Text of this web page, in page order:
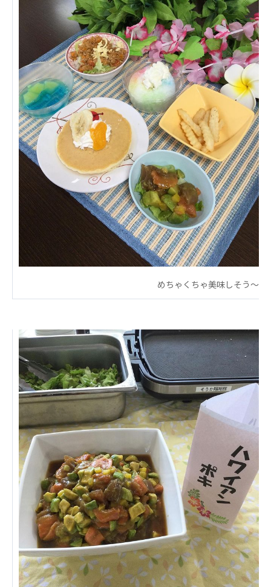
松園病院介護医療院
松園第二病院
複合ケアセンターまつぞの
医療法人社団 鴻愛会
こうのす共生病院
OKP with Life クリニック
こうのすナーシングホーム共生園
あげお共生の家
医療法人 京都翔医会
西京都病院
西京都クリニック
洛桂の郷
訪問看護ステーション秋桜
上桂の郷
ファミリエール吉祥院
教育（共に生きる仲間達）
国際医療専門学校 浦和学院高等学校
明星幼稚園 志学会高等学校
特定非営利活動法人ファイアーレッズメディカルスポ
ーツクラブ
特定非営利活動法人アート応援隊
その他
Mediclude 株式会社アジアメデカ元気事業団
株式会社フラワーコミュニティ放送
Medicare Lead Japan
株式会社日本医科学研究所
特定非営利活動法人共生フォーラム
めちゃくちゃ美味しそう〜